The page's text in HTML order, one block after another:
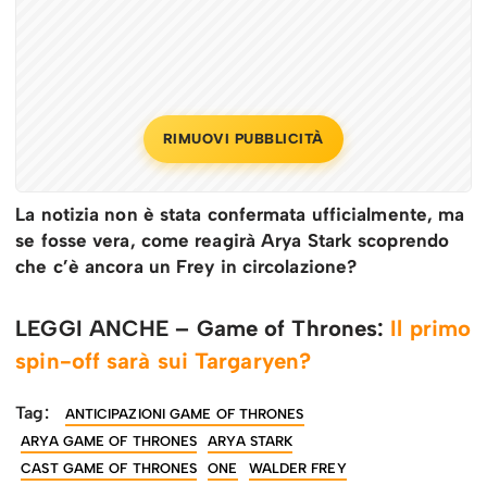
RIMUOVI PUBBLICITÀ
La notizia non è stata confermata ufficialmente, ma
se fosse vera, come reagirà Arya Stark scoprendo
che c’è ancora un Frey in circolazione?
LEGGI ANCHE – Game of Thrones: Il primo
spin-off sarà sui Targaryen?
Tag:
ANTICIPAZIONI GAME OF THRONES
ARYA GAME OF THRONES
ARYA STARK
CAST GAME OF THRONES
ONE WALDER FREY